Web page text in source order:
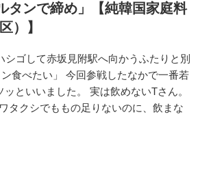
タンで締め」【純韓国家庭料
）】
シゴして赤坂見附駅へ向かうふたりと別
食べたい」 今回参戦したなかで一番若
ッといいました。 実は飲めないTさん。
タクシでももの足りないのに、飲まな